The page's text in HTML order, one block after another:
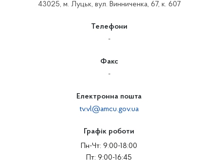
43025, м. Луцьк, вул. Винниченка, 67, к. 607
Телефони
-
Факс
-
Електронна пошта
tv.vl@amcu.gov.ua
Графік роботи
Пн-Чт: 9:00-18:00
Пт: 9:00-16:45